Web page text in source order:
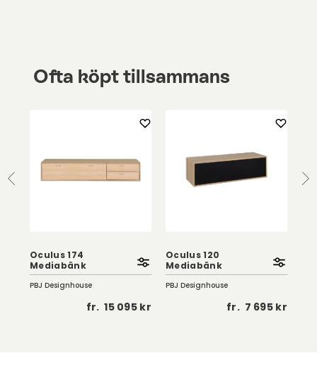
Ofta köpt tillsammans
Oculus 174
Mediabänk
PBJ Designhouse
fr. 15 095 kr
Oculus 120
Mediabänk
PBJ Designhouse
fr. 7 695 kr